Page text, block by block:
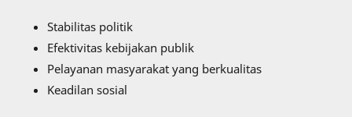
Stabilitas politik
Efektivitas kebijakan publik
Pelayanan masyarakat yang berkualitas
Keadilan sosial